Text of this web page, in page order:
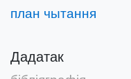
план чытання
Дадатак